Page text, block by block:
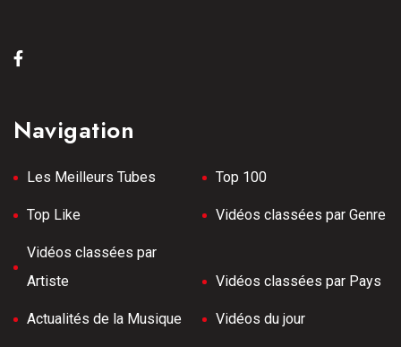
Navigation
Les Meilleurs Tubes Top 100
Top Like Vidéos classées par Genre
Vidéos classées par
Artiste
Vidéos classées par Pays
Actualités de la Musique Vidéos du jour